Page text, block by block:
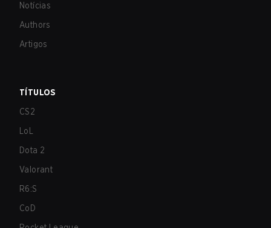
Notícias
Authors
Artigos
TÍTULOS
CS2
LoL
Dota 2
Valorant
R6:S
CoD